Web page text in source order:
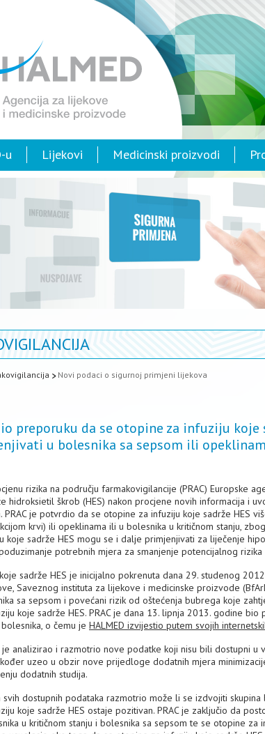
u Lijekovi Medicinski proizvodi
Novi podaci o sigurnoj primjeni lijekova
preporuku da se otopine za infuziju
u bolesnika sa sepsom ili
rizika na području farmakovigilancije (PRAC) Europske
hidroksietil škrob (HES) nakon procjene novih informacija i
PRAC je potvrdio da se otopine za infuziju koje sadrže HES
krvi) ili opeklinama ili u bolesnika u kritičnom stanju,
koje sadrže HES mogu se i dalje primjenjivati za liječenje
potrebnih mjera za smanjenje potencijalnog
sadrže HES je inicijalno pokrenuta dana 29. studenog
Saveznog instituta za lijekove i medicinske proizvode
sa sepsom i povećani rizik od oštećenja bubrega koje
koje sadrže HES. PRAC je dana 13. lipnja 2013. godine
o čemu je HALMED izvijestio putem svojih
je analizirao i razmotrio nove podatke koji nisu bili dostupni
uzeo u obzir nove prijedloge dodatnih mjera
dodatnih studija.
svih dostupnih podataka razmotrio može li se izdvojiti
koje sadrže HES ostaje pozitivan. PRAC je zaključio da
u kritičnom stanju i bolesnika sa sepsom te se otopine za